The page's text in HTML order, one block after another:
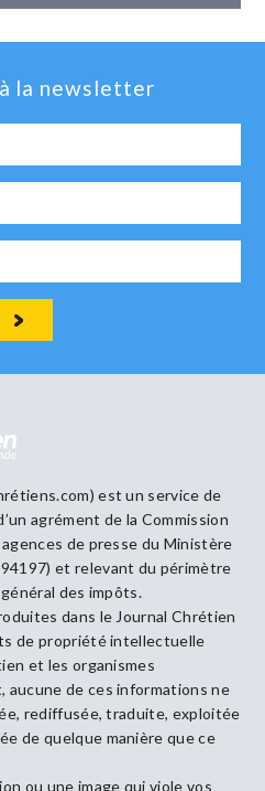
la newsletter
est un service de
agrément de la Commission
de presse du Ministère
et relevant du périmètre
des impôts.
dans le Journal Chrétien
de propriété intellectuelle
et les organismes
aucune de ces informations ne
rediffusée, traduite, exploitée
de quelque manière que ce
ou une image qui viole vos